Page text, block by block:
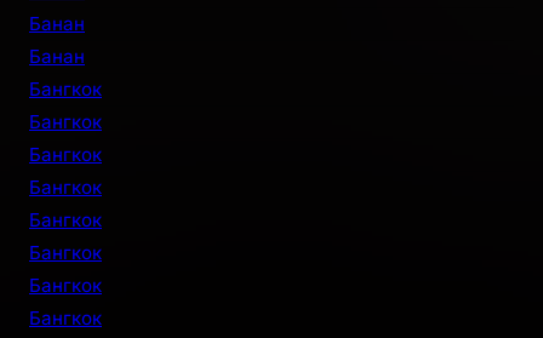
Банан
Банан
Бангкок
Бангкок
Бангкок
Бангкок
Бангкок
Бангкок
Бангкок
Бангкок